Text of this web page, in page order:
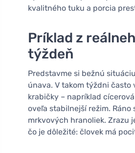
kvalitného tuku a porcia
Príklad z
týždeň
Predstavme si bežnú
únava. V takom týždni
krabičky – napríklad
oveľa stabilnejší režim.
mrkvových hranoliek. Zrazu
čo je dôležité: človek má